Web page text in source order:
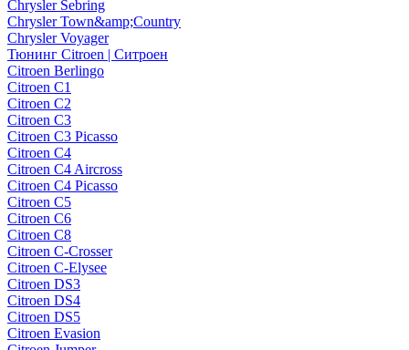
Chrysler Sebring
Chrysler Town&amp;Country
Chrysler Voyager
Тюнинг Citroen | Ситроен
Citroen Berlingo
Citroen C1
Citroen C2
Citroen C3
Citroen C3 Picasso
Citroen C4
Citroen C4 Aircross
Citroen C4 Picasso
Citroen C5
Citroen C6
Citroen C8
Citroen C-Crosser
Citroen C-Elysee
Citroen DS3
Citroen DS4
Citroen DS5
Citroen Evasion